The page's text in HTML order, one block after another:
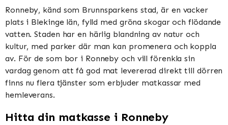
Ronneby, känd som Brunnsparkens stad, är en vacker
plats i Blekinge län, fylld med gröna skogar och flödande
vatten. Staden har en härlig blandning av natur och
kultur, med parker där man kan promenera och koppla
av. För de som bor i Ronneby och vill förenkla sin
vardag genom att få god mat levererad direkt till dörren
finns nu flera tjänster som erbjuder matkassar med
hemleverans.
Hitta din matkasse i Ronneby